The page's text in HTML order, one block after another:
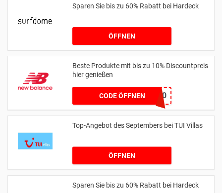
Sparen Sie bis zu 60% Rabatt bei Hardeck
ÖFFNEN
Beste Produkte mit bis zu 10% Discountpreis
hier genießen
CODE ÖFFNENHONEYNB10
Top-Angebot des Septembers bei TUI Villas
ÖFFNEN
Sparen Sie bis zu 60% Rabatt bei Hardeck